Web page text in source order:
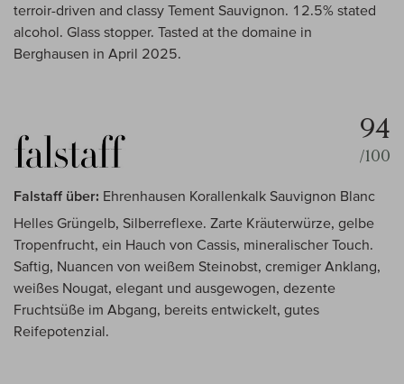
terroir-driven and classy Tement Sauvignon. 12.5% stated
alcohol. Glass stopper. Tasted at the domaine in
Berghausen in April 2025.
94
/100
Falstaff über: Ehrenhausen Korallenkalk Sauvignon Blanc
Helles Grüngelb, Silberreflexe. Zarte Kräuterwürze, gelbe
Tropenfrucht, ein Hauch von Cassis, mineralischer Touch.
Saftig, Nuancen von weißem Steinobst, cremiger Anklang,
weißes Nougat, elegant und ausgewogen, dezente
Fruchtsüße im Abgang, bereits entwickelt, gutes
Reifepotenzial.